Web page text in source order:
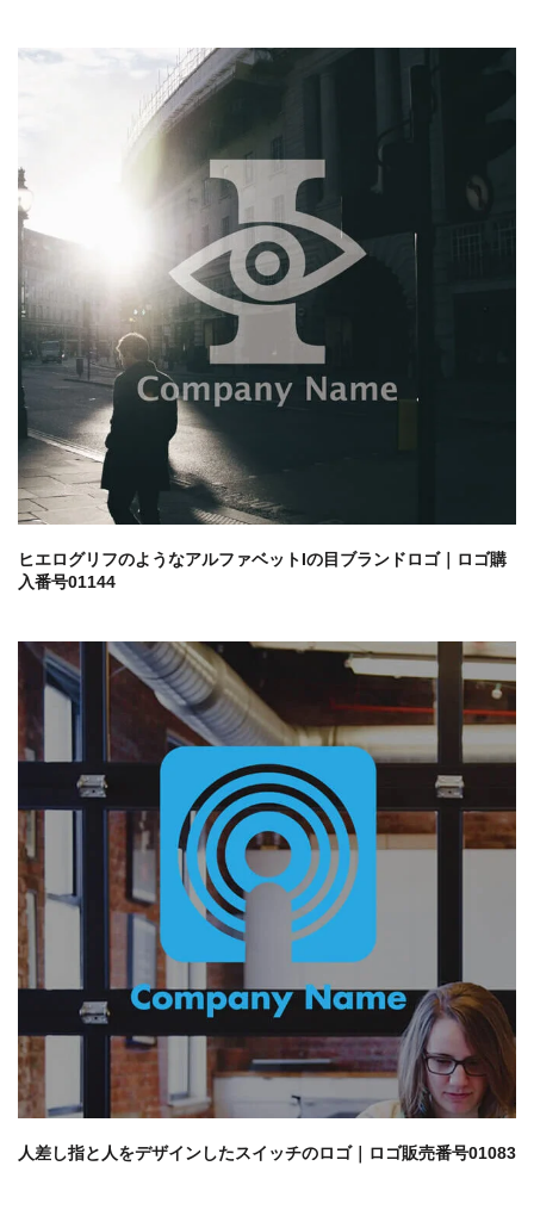
ヒエログリフのようなアルファベットIの目ブランドロゴ｜ロゴ購
入番号01144
人差し指と人をデザインしたスイッチのロゴ｜ロゴ販売番号01083